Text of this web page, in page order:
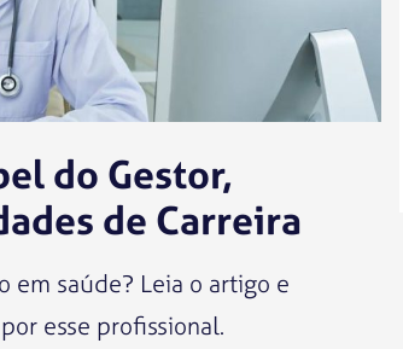
do Gestor,
de Carreira
em saúde? Leia o artigo e
esse profissional.